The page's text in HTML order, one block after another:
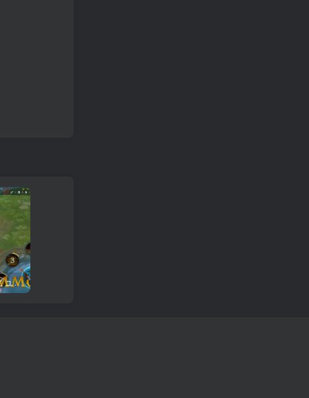
Arena of Valor ゲームのレビューとダウンロード